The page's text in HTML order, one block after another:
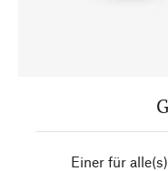
Einer für